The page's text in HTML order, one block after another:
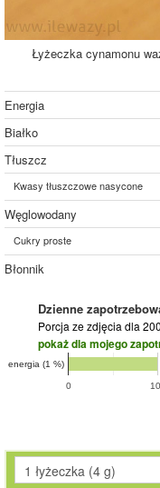
Łyżeczka cynamonu
Energia
Białko
Tłuszcz
Kwasy tłuszczowe nasycone
Węglowodany
Cukry proste
Błonnik
Dzienne
Porcja ze zdjęcia dla
pokaż dla mojego
0
energia (1 %)